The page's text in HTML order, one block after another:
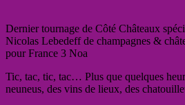
Dernier tournage de Côté Châteaux
Nicolas Lebedeff de champagnes &
pour France 3 Noa
Tic, tac, tic, tac… Plus que quelques
neuneus, des vins de lieux, des